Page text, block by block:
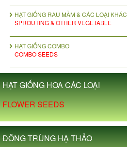
HẠT GIỐNG RAU MẦM & CÁC LOẠI KHÁC
SPROUTING & OTHER VEGETABLE
HẠT GIỐNG COMBO
COMBO SEEDS
HẠT GIỐNG HOA CÁC LOẠI
FLOWER SEEDS
ĐÔNG TRÙNG HẠ THẢO